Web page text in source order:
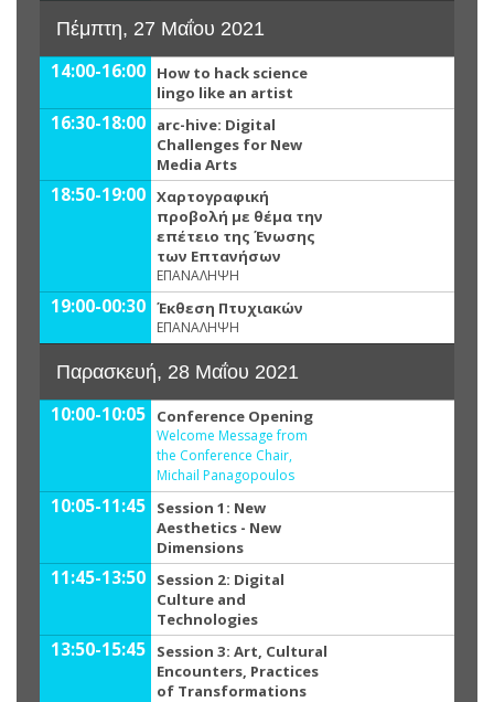
Πέμπτη, 27 Μαΐου 2021
14:00-16:00
How to hack science
lingo like an artist
16:30-18:00
arc-hive: Digital
Challenges for New
Media Arts
18:50-19:00 Χαρτογραφική
προβολή με θέμα την
επέτειο της Ένωσης
των Επτανήσων
ΕΠΑΝΑΛΗΨΗ
19:00-00:30 Έκθεση Πτυχιακών
ΕΠΑΝΑΛΗΨΗ
Παρασκευή, 28 Μαΐου 2021
10:00-10:05 Conference Opening
Welcome Message from
the Conference Chair,
Michail Panagopoulos
10:05-11:45
Session 1: New
Aesthetics - New
Dimensions
11:45-13:50
Session 2: Digital
Culture and
Technologies
13:50-15:45
Session 3: Art, Cultural
Encounters, Practices
of Transformations